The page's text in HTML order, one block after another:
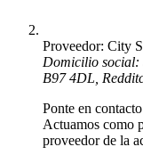
Proveedor: City
Domicilio social:
B97 4DL,
Ponte en
Actuamos como
proveedor de la